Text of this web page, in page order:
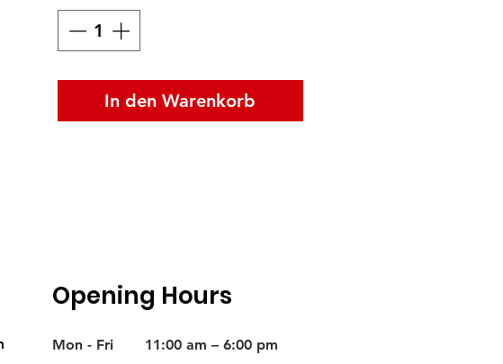
In den Warenkorb
Opening Hours
Mon - Fri 11:00 am – 6:00 pm